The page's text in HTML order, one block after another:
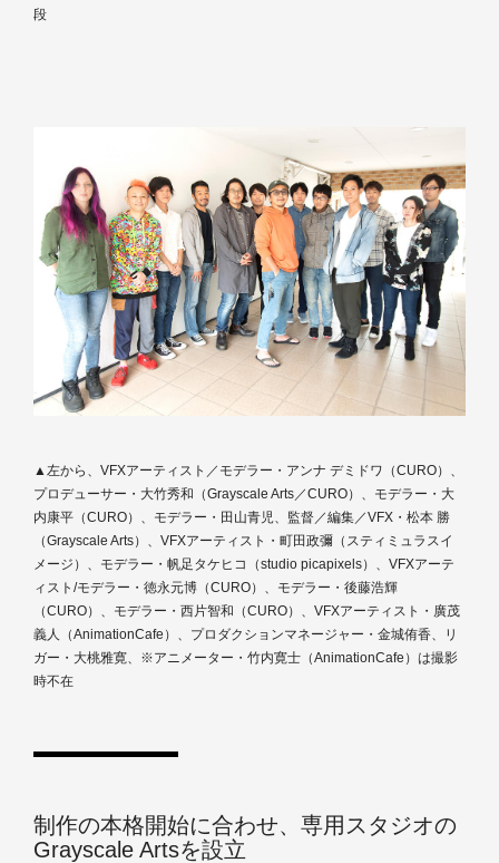
段
▲左から、VFXアーティスト／モデラー・アンナ デミドワ（CURO）、
プロデューサー・大竹秀和（Grayscale Arts／CURO）、モデラー・大
内康平（CURO）、モデラー・田山青児、監督／編集／VFX・松本 勝
（Grayscale Arts）、VFXアーティスト・町田政彌（スティミュラスイ
メージ）、モデラー・帆足タケヒコ（studio picapixels）、VFXアーテ
ィスト/モデラー・徳永元博（CURO）、モデラー・後藤浩輝
（CURO）、モデラー・西片智和（CURO）、VFXアーティスト・廣茂
義人（AnimationCafe）、プロダクションマネージャー・金城侑香、リ
ガー・大桃雅寛、※アニメーター・竹内寛士（AnimationCafe）は撮影
時不在
制作の本格開始に合わせ、専用スタジオの
Grayscale Artsを設立